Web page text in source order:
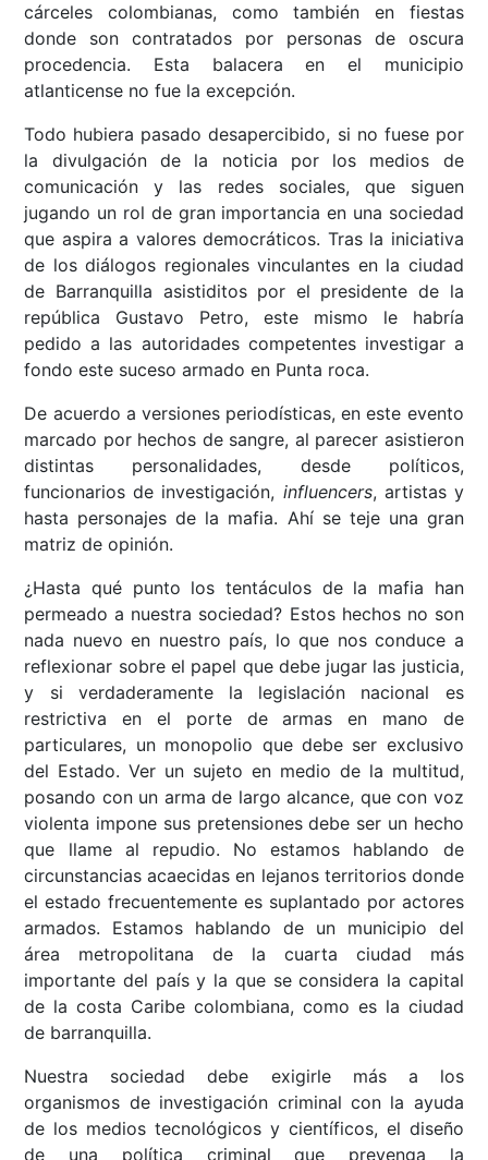
cárceles colombianas, como también en fiestas
donde son contratados por personas de oscura
procedencia. Esta balacera en el municipio
atlanticense no fue la excepción.
Todo hubiera pasado desapercibido, si no fuese por
la divulgación de la noticia por los medios de
comunicación y las redes sociales, que siguen
jugando un rol de gran importancia en una sociedad
que aspira a valores democráticos. Tras la iniciativa
de los diálogos regionales vinculantes en la ciudad
de Barranquilla asistiditos por el presidente de la
república Gustavo Petro, este mismo le habría
pedido a las autoridades competentes investigar a
fondo este suceso armado en Punta roca.
De acuerdo a versiones periodísticas, en este evento
marcado por hechos de sangre, al parecer asistieron
distintas personalidades, desde políticos,
funcionarios de investigación, influencers, artistas y
hasta personajes de la mafia. Ahí se teje una gran
matriz de opinión.
¿Hasta qué punto los tentáculos de la mafia han
permeado a nuestra sociedad? Estos hechos no son
nada nuevo en nuestro país, lo que nos conduce a
reflexionar sobre el papel que debe jugar las justicia,
y si verdaderamente la legislación nacional es
restrictiva en el porte de armas en mano de
particulares, un monopolio que debe ser exclusivo
del Estado. Ver un sujeto en medio de la multitud,
posando con un arma de largo alcance, que con voz
violenta impone sus pretensiones debe ser un hecho
que llame al repudio. No estamos hablando de
circunstancias acaecidas en lejanos territorios donde
el estado frecuentemente es suplantado por actores
armados. Estamos hablando de un municipio del
área metropolitana de la cuarta ciudad más
importante del país y la que se considera la capital
de la costa Caribe colombiana, como es la ciudad
de barranquilla.
Nuestra sociedad debe exigirle más a los
organismos de investigación criminal con la ayuda
de los medios tecnológicos y científicos, el diseño
de una política criminal que prevenga la